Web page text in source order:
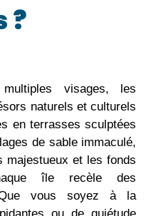
?
visages, les
naturels et culturels
en terrasses sculptées
de sable immaculé,
majestueux et les fonds
île recèle des
Que vous soyez à la